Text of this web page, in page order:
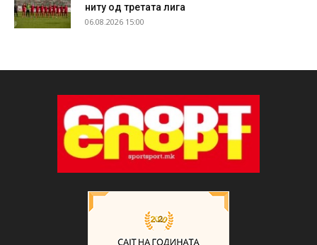
ниту од третата лига
06.08.2026 15:00